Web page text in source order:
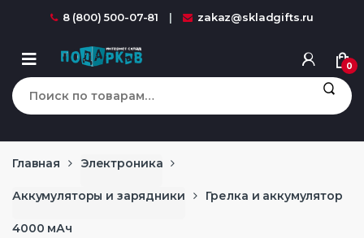
8 (800) 500-07-81 zakaz@skladgifts.ru
0
Искать:
Главная Электроника
Аккумуляторы и зарядники Грелка и аккумулятор
4000 мАч